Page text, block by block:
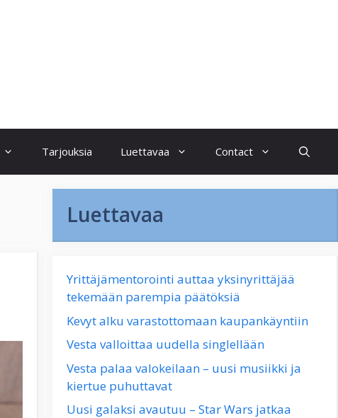
Tarjouksia Luettavaa Contact
Luettavaa
Yrittäjämentorointi auttaa yksinyrittäjää
tekemään parempia päätöksiä
Kevyt alku varastottomaan kaupankäyntiin
Vesta valloittaa uudella singlellään
Vesta palaa valokeilaan – uusi musiikki ja
kiertue puhuttavat
Uusi galaksi avautuu – Star Wars jatkaa